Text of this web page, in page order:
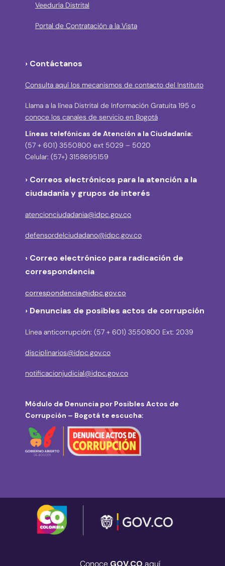
Veeduría Distrital
Portal de Contratación a la Vista
› Contáctanos
Consulta aquí los mecanismos de contacto del Instituto
Llama a la línea Distrital de Información Gratuita 195 o
conoce los canales de servicio en Bogotá
Líneas telefónicas de Atención a la Ciudadanía:
(57 + 601) 3550800 ext 5029 – 5020
Celular: (57+) 3158695159
› Correos electrónicos para la atención a la
ciudadanía y grupos de interés
atencionciudadania@idpc.gov.co
defensordelciudadano@idpc.gov.co
› Correo electrónico para radicación de
correspondencia
correspondencia@idpc.gov.co
› Denuncias de posibles actos de corrupción
Línea anticorrupción: (57 + 601) 3550800 Ext: 2039
disciplinarios@idpc.gov.co
notificacionjudicial@idpc.gov.co
Módulo de Denuncia por Posibles Actos de
Corrupción – Bogotá te escucha:
Conoce GOV.CO aquí